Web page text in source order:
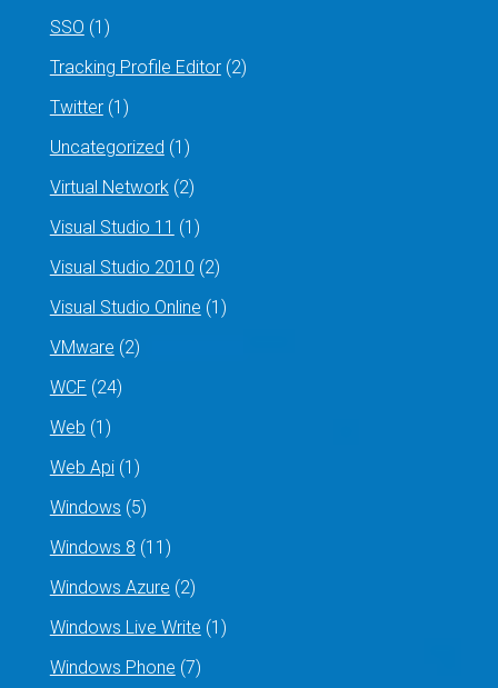
SSO (1)
Tracking Profile Editor(2)
Twitter(1)
Uncategorized (1)
Virtual Network(2)
Visual Studio 11 (1)
Visual Studio 2010 (2)
Visual Studio Online (1)
VMware (2)
WCF (24)
Web (1)
Web Api(1)
Windows (5)
Windows 8 (11)
Windows Azure (2)
Windows Live Write (1)
Windows Phone (7)